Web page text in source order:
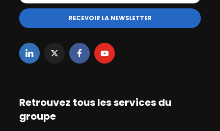
Retrouvez tous les services du
groupe